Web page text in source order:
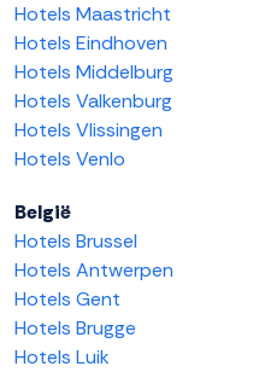
Hotels Maastricht
Hotels Eindhoven
Hotels Middelburg
Hotels Valkenburg
Hotels Vlissingen
Hotels Venlo
België
Hotels Brussel
Hotels Antwerpen
Hotels Gent
Hotels Brugge
Hotels Luik